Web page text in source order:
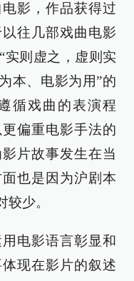
影，作品获得过
往几部戏曲电影
实则虚之，虚则实
本、电影为用”的
循戏曲的表演程
偏重电影手法的
片故事发生在当
也是因为沪剧本
少。
电影语言彰显和
现在影片的叙述